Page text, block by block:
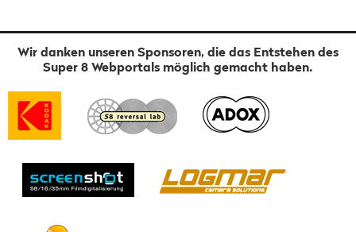
Wir danken unseren Sponsoren, die das Entstehen des
Super 8 Webportals möglich gemacht haben.